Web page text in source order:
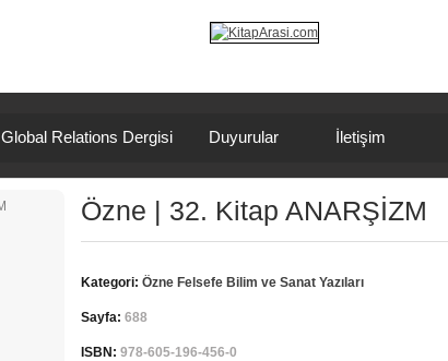
Global Relations Dergisi Duyurular İletişim
Özne | 32. Kitap ANARŞİZM
Kategori: Özne Felsefe Bilim ve Sanat Yazıları
Sayfa: 688
ISBN: 978-605-196-456-0